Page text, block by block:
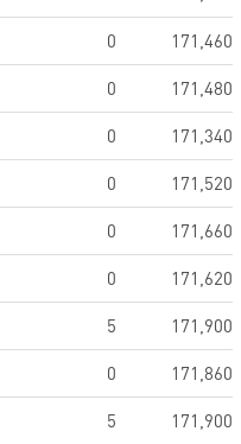
0
171,460
0
171,480
0
171,340
0
171,520
0
171,660
0
171,620
5
171,900
0
171,860
5
171,900